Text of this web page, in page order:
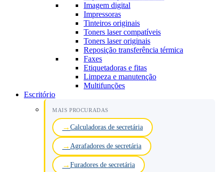
Imagem digital
Impressoras
Tinteiros originais
Toners laser compatíveis
Toners laser originais
Reposição transferência térmica
Faxes
Etiquetadoras e fitas
Limpeza e manutenção
Multifunções
Escritório
MAIS PROCURADAS
Calculadoras de secretária
Agrafadores de secretária
Furadores de secretária